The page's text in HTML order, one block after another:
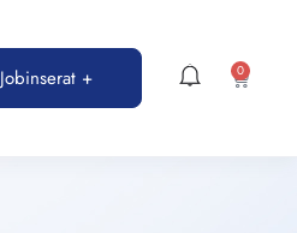
Jobinserat + 0